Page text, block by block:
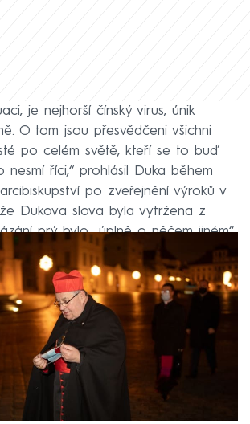
je nejhorší čínský virus, únik
O tom jsou přesvědčeni všichni
po celém světě, kteří se to buď
říci,“ prohlásil Duka během
po zveřejnění výroků v
Dukova slova byla vytržena z
prý bylo „úplně o něčem jiném“.